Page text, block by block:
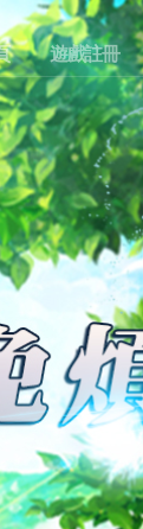
遊戲註冊